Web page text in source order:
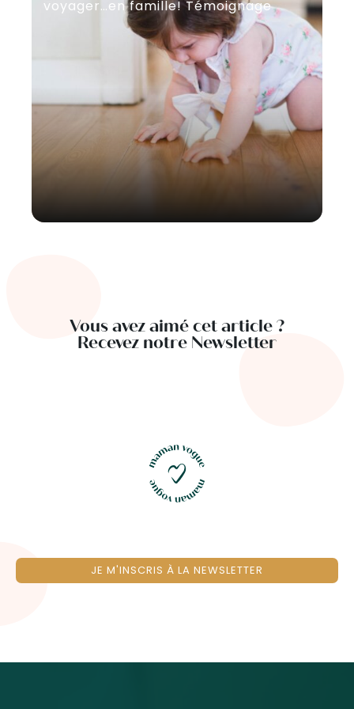
voyager…en famille! Témoignage
Vous avez aimé cet article ?
Recevez notre Newsletter
JE M'INSCRIS À LA NEWSLETTER